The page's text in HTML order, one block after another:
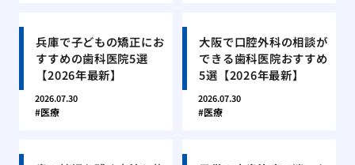
兵庫で子どもの矯正にお
すすめの歯科医院5選
【2026年最新】
2026.07.30
医療
大阪で口腔外科の相談が
できる歯科医院おすすめ
5選【2026年最新】
2026.07.30
医療